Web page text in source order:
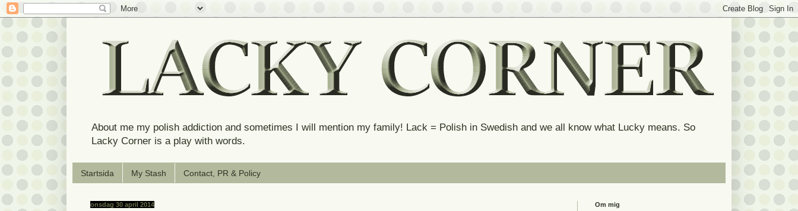
About me my polish addiction and sometimes I will mention my family! Lack = Polish in Swedish and we all know what Lucky means. So
Lacky Corner is a play with words.
Startsida My Stash Contact, PR & Policy
onsdag 30 april 2014 Om mig